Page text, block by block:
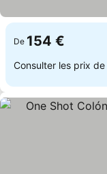
De 154 €
Consulter les prix de